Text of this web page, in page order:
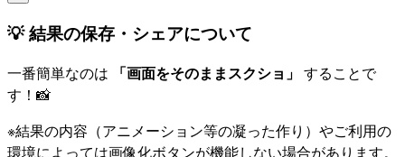
💡 結果の保存・シェアについて
一番簡単なのは 「画面をそのままスクショ」 することで
す！📸
※結果の内容（アニメーション等の凝った作り）やご利用の
環境によっては画像化ボタンが機能しない場合があります。